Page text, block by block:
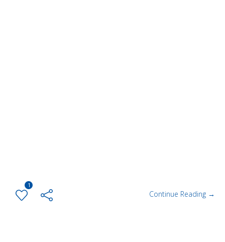
1
Continue Reading →